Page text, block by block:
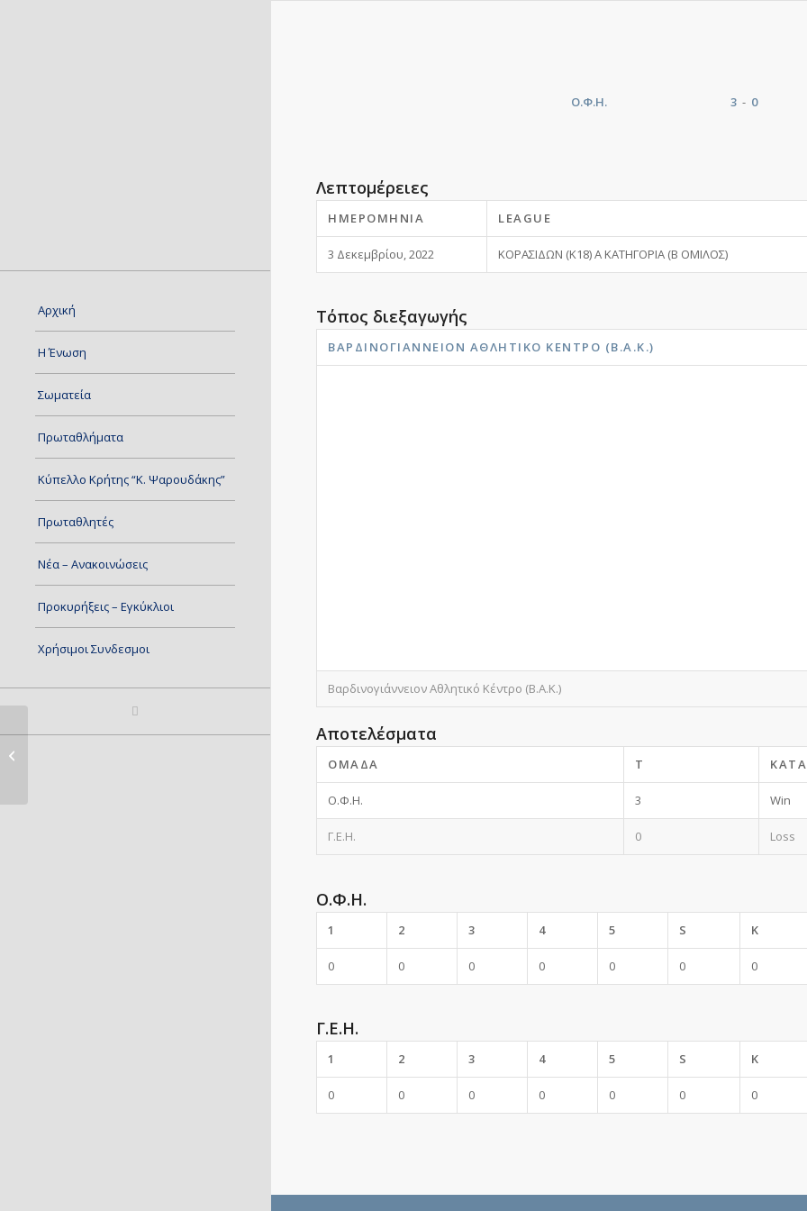
Αρχική
Η Ένωση
Σωματεία
Πρωταθλήματα
Κύπελλο Κρήτης “Κ. Ψαρουδάκης”
Πρωταθλητές
Νέα – Ανακοινώσεις
Προκυρήξεις – Εγκύκλιοι
Χρήσιμοι Συνδεσμοι
Ο.Φ.Η. 3 - 0
Λεπτομέρειες
ΗΜΕΡΟΜΗΝΊΑ LEAGUE
3 Δεκεμβρίου, 2022 ΚΟΡΑΣΙΔΩΝ (Κ18) Α ΚΑΤΗΓΟΡΙΑ (Β ΟΜΙΛΟΣ)
Τόπος διεξαγωγής
ΒΑΡΔΙΝΟΓΙΆΝΝΕΙΟΝ ΑΘΛΗΤΙΚΌ ΚΈΝΤΡΟ (Β.Α.Κ.)
Βαρδινογιάννειον Αθλητικό Κέντρο (Β.Α.Κ.)
Αποτελέσματα
ΟΜΆΔΑ T
Ο.Φ.Η. 3 Win
Γ.Ε.Η. 0 Loss
Ο.Φ.Η.
1 2 3 4 5 S K
0 0 0 0 0 0 0
Γ.Ε.Η.
1 2 3 4 5 S K
0 0 0 0 0 0 0